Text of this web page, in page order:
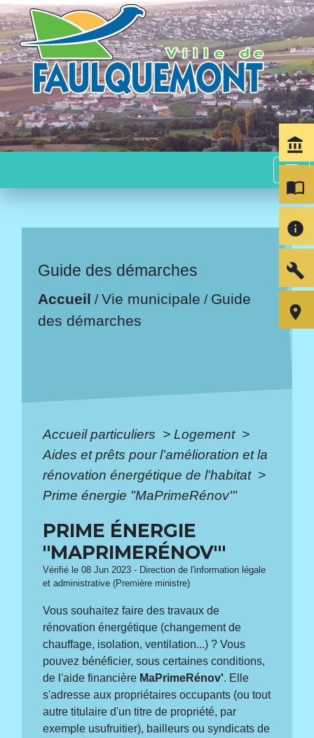
menu
Guide des démarches
Accueil /Vie municipale / Guide
des démarches
Accueil particuliers > Logement >
Aides et prêts pour l'amélioration et la
rénovation énergétique de l'habitat >
Prime énergie "MaPrimeRénov'"
PRIME ÉNERGIE
"MAPRIMERÉNOV'"
Vérifié le 08 Jun 2023 - Direction de l'information légale
et administrative (Première ministre)
Vous souhaitez faire des travaux de
rénovation énergétique (changement de
chauffage, isolation, ventilation...) ? Vous
pouvez bénéficier, sous certaines conditions,
de l'aide financière MaPrimeRénov'. Elle
s'adresse aux propriétaires occupants (ou tout
autre titulaire d'un titre de propriété, par
exemple usufruitier), bailleurs ou syndicats de
account_balance
import_contacts
info
build
room